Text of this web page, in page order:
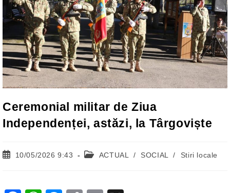
Ceremonial militar de Ziua
Independenței, astăzi, la Târgoviște
Post10/05/2026 9:43
Post ACTUAL / SOCIAL / Stiri locale